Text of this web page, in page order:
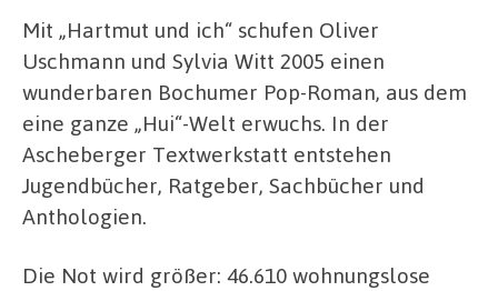
Mit „Hartmut und ich“ schufen Oliver
Uschmann und Sylvia Witt 2005 einen
wunderbaren Bochumer Pop-Roman, aus dem
eine ganze „Hui“-Welt erwuchs. In der
Ascheberger Textwerkstatt entstehen
Jugendbücher, Ratgeber, Sachbücher und
Anthologien.
Die Not wird größer: 46.610 wohnungslose